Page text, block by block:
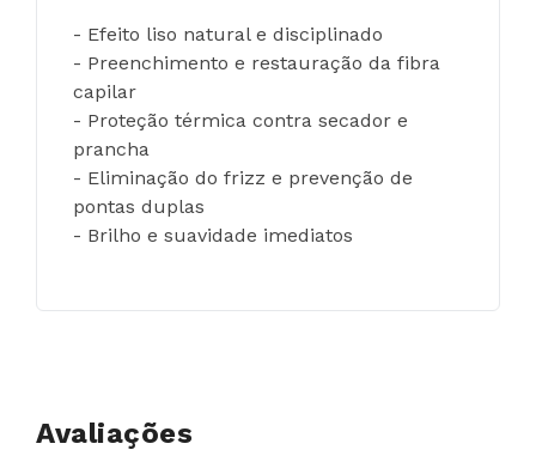
- Efeito liso natural e disciplinado
- Preenchimento e restauração da fibra
capilar
- Proteção térmica contra secador e
prancha
- Eliminação do frizz e prevenção de
pontas duplas
- Brilho e suavidade imediatos
Avaliações